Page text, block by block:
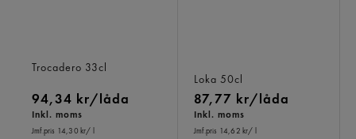
Trocadero 33cl
94,34 kr/låda
Inkl. moms
Jmf.pris 14,30 kr/ l
Loka 50cl
87,77 kr/låda
Inkl. moms
Jmf.pris 14,62 kr/ l